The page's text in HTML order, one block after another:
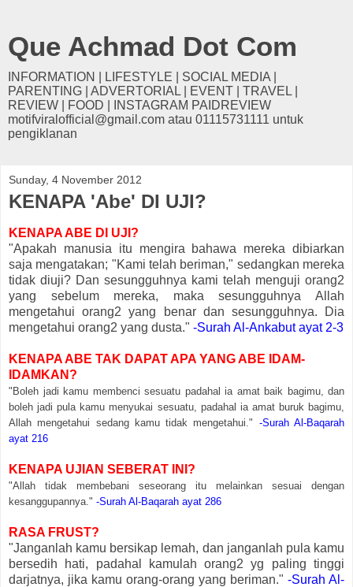
Que Achmad Dot Com
INFORMATION | LIFESTYLE | SOCIAL MEDIA |
PARENTING | ADVERTORIAL | EVENT | TRAVEL |
REVIEW | FOOD | INSTAGRAM PAIDREVIEW
motifviralofficial@gmail.com atau 01115731111 untuk
pengiklanan
Sunday, 4 November 2012
KENAPA 'Abe' DI UJI?
KENAPA ABE DI UJI?
"Apakah manusia itu mengira bahawa mereka dibiarkan
saja mengatakan; "Kami telah beriman," sedangkan mereka
tidak diuji? Dan sesungguhnya kami telah menguji orang2
yang sebelum mereka, maka sesungguhnya Allah
mengetahui orang2 yang benar dan sesungguhnya. Dia
mengetahui orang2 yang dusta." -Surah Al-Ankabut ayat 2-3
KENAPA ABE TAK DAPAT APA YANG ABE IDAM-
IDAMKAN?
"Boleh jadi kamu membenci sesuatu padahal ia amat baik bagimu, dan
boleh jadi pula kamu menyukai sesuatu, padahal ia amat buruk bagimu,
Allah mengetahui sedang kamu tidak mengetahui." -Surah Al-Baqarah
ayat 216
KENAPA UJIAN SEBERAT INI?
"Allah tidak membebani seseorang itu melainkan sesuai dengan
kesanggupannya." -Surah Al-Baqarah ayat 286
RASA FRUST?
"Janganlah kamu bersikap lemah, dan janganlah pula kamu
bersedih hati, padahal kamulah orang2 yg paling tinggi
darjatnya, jika kamu orang-orang yang beriman." -Surah Al-